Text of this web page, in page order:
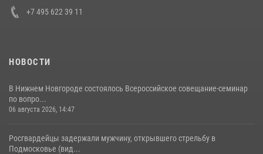
+7 495 622 39 11
НОВОСТИ
В Нижнем Новгороде состоялось Всероссийское совещание-семинар
по вопро...
06 августа 2026, 14:47
Росгвардейцы задержали мужчину, открывшего стрельбу в
Подмосковье (вид...